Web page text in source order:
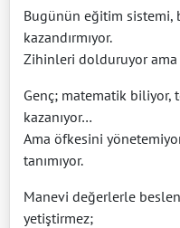
Bugünün eğitim sistemi,
kazandırmıyor.
Zihinleri dolduruyor ama
Genç; matematik biliyor,
kazanıyor…
Ama öfkesini
tanımıyor.
Manevi değerlerle
yetiştirmez;